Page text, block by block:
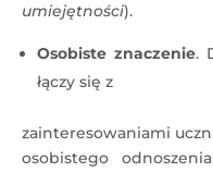
umiejętności).
Osobiste znaczenie.
łączy się z
zainteresowaniami
osobistego